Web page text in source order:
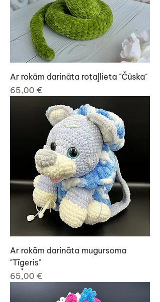
Ar rokām darināta rotaļlieta "Čūska"
Cena
65,00 €
Ar rokām darināta mugursoma
"Tīģeris"
Cena
65,00 €